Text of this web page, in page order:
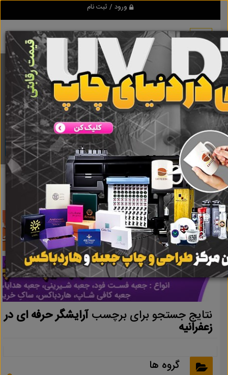
ورود / ثبت نام
برنامه اندروید تبلیغ شو
مرجع نیازمندیها و تبلیغات اینترنتی
دانلود
تبلیغ شو آرایشگر حرفه ای در زعفرانیه
نتایج جستجو برای برچسب
آرایشگر حرفه ای در زعفرانیه
نتایج جستجو برای برچسبآرایشگر حرفه ای در
زعفرانیه
گروه ها